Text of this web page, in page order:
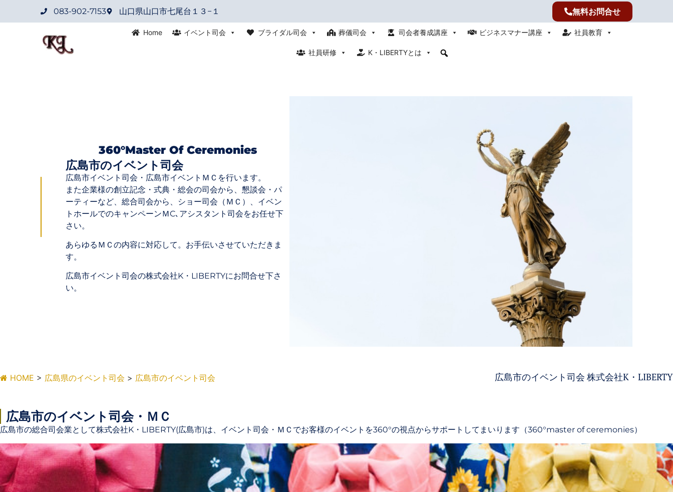
083-902-7153 山口県山口市七尾台１３−１ 無料お問合せ
Home イベント司会 ブライダル司会 葬儀司会 司会者養成講座 ビジネスマナー講座 社員教育
社員研修 K・LIBERTYとは
360°master Of Ceremonies
広島市のイベント司会
広島市イベント司会・広島市イベントＭＣを行います。
また企業様の創立記念・式典・総会の司会から、懇談会・パ
ーティーなど、総合司会から、ショー司会（ＭＣ）、イベン
トホールでのキャンペーンＭC､アシスタント司会をお任せ下
さい。
あらゆるＭＣの内容に対応して。お手伝いさせていただきま
す。
広島市イベント司会の株式会社K・LIBERTYにお問合せ下さ
い。
HOME > 広島県のイベント司会 > 広島市のイベント司会 広島市のイベント司会 株式会社K・LIBERTY
広島市のイベント司会・ＭＣ
広島市の総合司会業として株式会社K・LIBERTY(広島市)は、イベント司会・ＭＣでお客様のイベントを360°の視点からサポートしてまいります（360°master of ceremonies）